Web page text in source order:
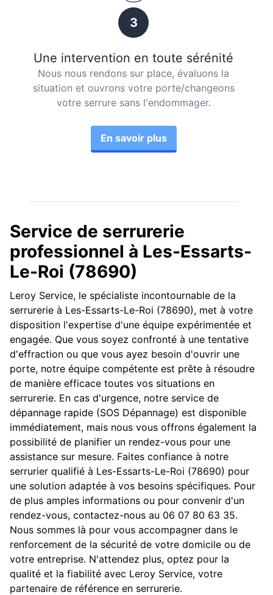
3
Une intervention en toute sérénité
Nous nous rendons sur place, évaluons la
situation et ouvrons votre porte/changeons
votre serrure sans l'endommager.
En savoir plus
Service de serrurerie
professionnel à Les-Essarts-
Le-Roi (78690)
Leroy Service, le spécialiste incontournable de la
serrurerie à Les-Essarts-Le-Roi (78690), met à votre
disposition l'expertise d'une équipe expérimentée et
engagée. Que vous soyez confronté à une tentative
d'effraction ou que vous ayez besoin d'ouvrir une
porte, notre équipe compétente est prête à résoudre
de manière efficace toutes vos situations en
serrurerie. En cas d'urgence, notre service de
dépannage rapide (SOS Dépannage) est disponible
immédiatement, mais nous vous offrons également la
possibilité de planifier un rendez-vous pour une
assistance sur mesure. Faites confiance à notre
serrurier qualifié à Les-Essarts-Le-Roi (78690) pour
une solution adaptée à vos besoins spécifiques. Pour
de plus amples informations ou pour convenir d'un
rendez-vous, contactez-nous au 06 07 80 63 35.
Nous sommes là pour vous accompagner dans le
renforcement de la sécurité de votre domicile ou de
votre entreprise. N'attendez plus, optez pour la
qualité et la fiabilité avec Leroy Service, votre
partenaire de référence en serrurerie.